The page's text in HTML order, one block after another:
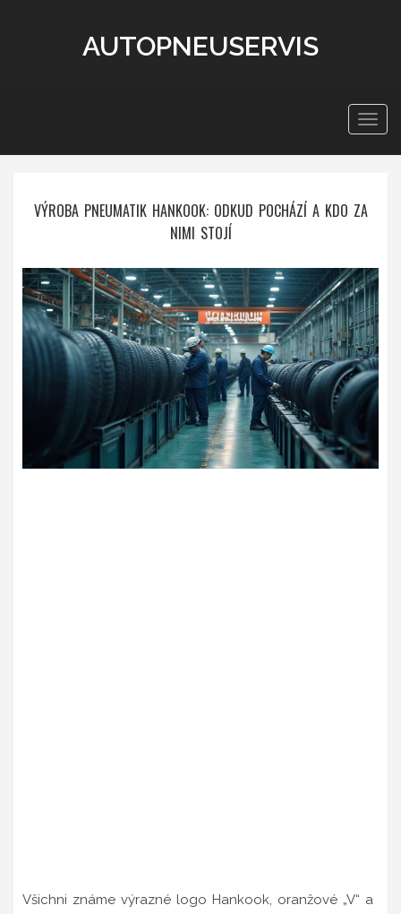
AUTOPNEUSERVIS
VÝROBA PNEUMATIK HANKOOK: ODKUD POCHÁZÍ A KDO ZA
NIMI STOJÍ
Všichni známe výrazné logo Hankook, oranžové „V“ a